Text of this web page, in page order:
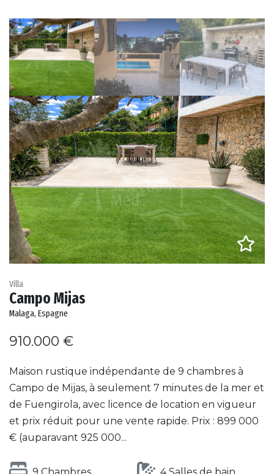
Villa
Campo Mijas
Malaga, Espagne
910.000 €
Maison rustique indépendante de 9 chambres à
Campo de Mijas, à seulement 7 minutes de la mer et
de Fuengirola, avec licence de location en vigueur
et prix réduit pour une vente rapide. Prix : 899 000
€ (auparavant 925 000...
9 Chambres 4 Salles de bain